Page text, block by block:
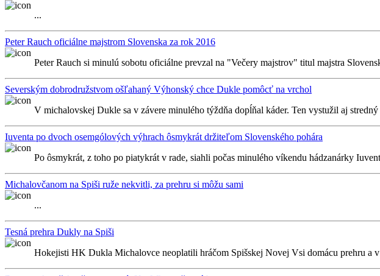
...
Peter Rauch oficiálne majstrom Slovenska za rok 2016
Peter Rauch si minulú sobotu oficiálne prevzal na "Večery majstrov" titul majstra
Severským dobrodružstvom ošľahaný Výhonský chce Dukle pomôcť na vrchol
V michalovskej Dukle sa v závere minulého týždňa dopĺňal káder. Ten vystužil aj
Iuventa po dvoch osemgólových výhrach ôsmykrát držiteľom Slovenského pohára
Po ôsmykrát, z toho po piatykrát v rade, siahli počas minulého víkendu hádzanárky
Michalovčanom na Spiši ruže nekvitli, za prehru si môžu sami
...
Tesná prehra Dukly na Spiši
Hokejisti HK Dukla Michalovce neoplatili hráčom Spišskej Novej Vsi domácu prehru a